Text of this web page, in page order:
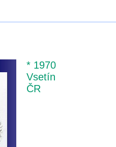
* 1970
Vsetín
ČR